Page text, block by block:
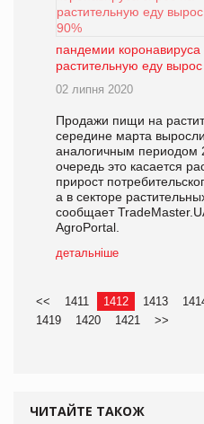
пандемии коронавируса
растительную еду
02 липня 2020
Продажи пищи на
середине марта
аналогичным периодом
очередь это касается
прирост
а в секторе
сообщает
AgroPortal.
детальніше
<< 1411 1412 1413
1419
1420 1421 >>
ЧИТАЙТЕ ТАКОЖ